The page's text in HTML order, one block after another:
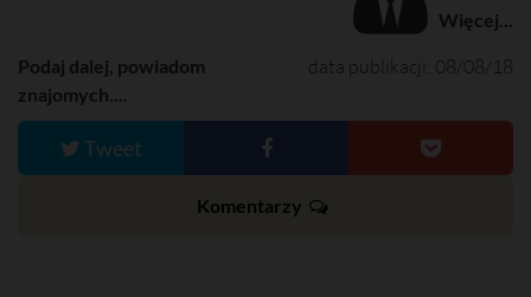
Więcej...
data publikacji: 08/08/18
Podaj dalej, powiadom
znajomych....
Tweet
Komentarzy